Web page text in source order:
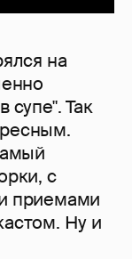
на
супе". Так
с
приемами
Ну и